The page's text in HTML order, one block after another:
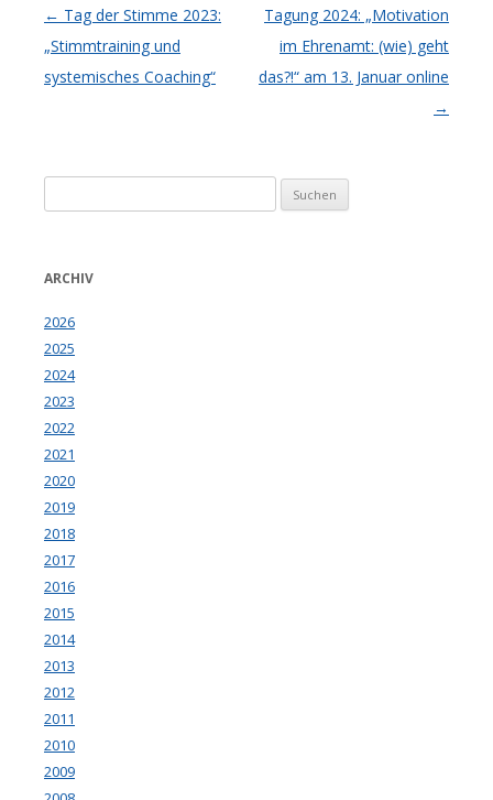
Artikel-Navigation
← Tag der Stimme 2023:
„Stimmtraining und
systemisches Coaching“
Tagung 2024: „Motivation
im Ehrenamt: (wie) geht
das?!“ am 13. Januar online
→
nach:
ARCHIV
2026
2025
2024
2023
2022
2021
2020
2019
2018
2017
2016
2015
2014
2013
2012
2011
2010
2009